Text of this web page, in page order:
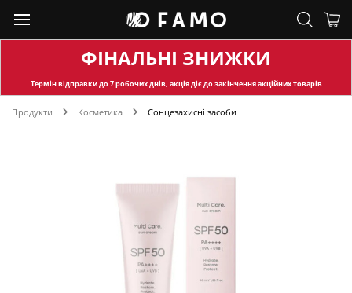
ФІНАЛЬНІ ЗНИЖКИ
Термін відправкидо 7 робочих днів, акція діє до закінчення акційних товарів
Продукти Косметика Сонцезахисні засоби